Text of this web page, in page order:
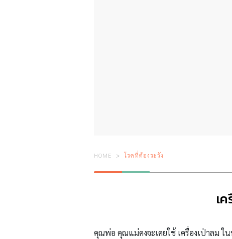
HOME โรคที่ต้องระวัง
เ
คุณพ่อ คุณแม่คงจะเคยใช้ เครื่องเป่าลม